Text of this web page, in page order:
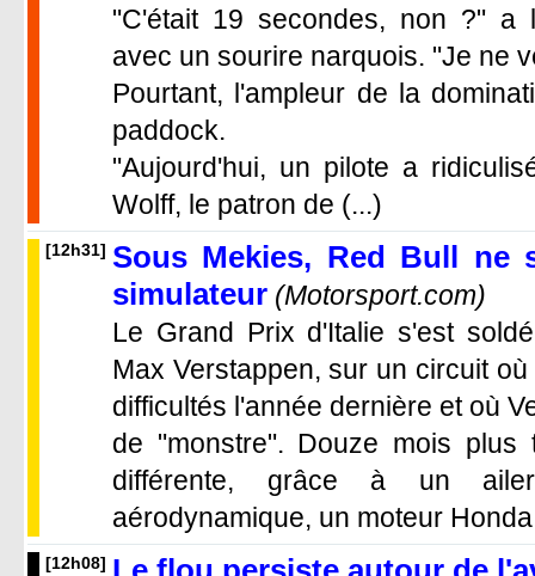
"C'était 19 secondes, non ?" a
avec un sourire narquois. "Je ne
Pourtant, l'ampleur de la
paddock.
"Aujourd'hui, un pilote a
Wolff, le patron de (...)
[12h31] Sous Mekies, Red Bull ne
simulateur (Motorsport.com)
Le Grand Prix d'Italie s'est
Max Verstappen, sur un circuit
difficultés l'année dernière et où
de "monstre". Douze mois
différente, grâce à un
aérodynamique, un moteur
[12h08]